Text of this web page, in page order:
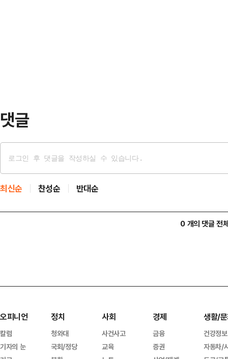
댓글
최신순 찬성순 반대순
0 개의 댓글 전
오피니언
칼럼
기자의 눈
정치
청와대
국회/정당
사회
사건사고
교육
경제
금융
증권
생활/
건강정보
자동차/